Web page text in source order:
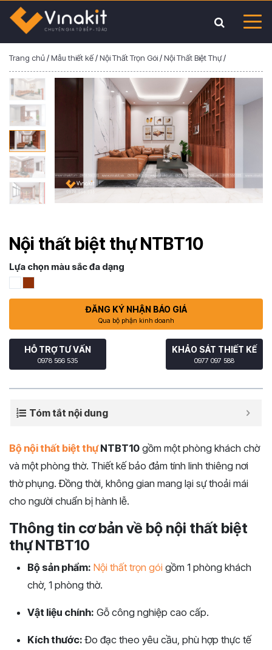
Trang chủ/Mẫu thiết kế/Nội Thất Trọn Gói/Nội Thất Biệt Thự/
Nội thất biệt thự NTBT10
Lựa chọn màu sắc đa dạng
ĐĂNG KÝ NHẬN BÁO GIÁ
Qua bộ phận kinh doanh
HỖ TRỢ TƯ VẤN
0978 566 535
KHẢO SÁT THIẾT KẾ
0977 097 588
Tóm tắt nội dung
Bộ nội thất biệt thựNTBT10 gồm một phòng khách chờ
và một phòng thờ. Thiết kế bảo đảm tính linh thiêng nơi
thờ phụng. Đồng thời, không gian mang lại sự thoải mái
cho người chuẩn bị hành lễ.
Thông tin cơ bản về bộ nội thất biệt
thự NTBT10
Bộ sản phẩm: Nội thất trọn gói gồm 1 phòng khách
chờ, 1 phòng thờ.
Vật liệu chính: Gỗ công nghiệp cao cấp.
Kích thước: Đo đạc theo yêu cầu, phù hợp thực tế